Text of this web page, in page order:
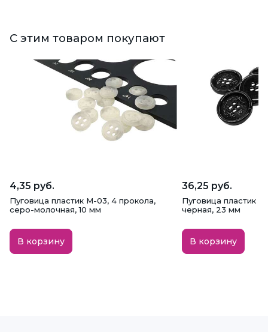
С этим товаром покупают
4,35 руб.
Пуговица пластик M-03, 4 прокола,
серо-молочная, 10 мм
В корзину
36,25 руб.
Пуговица пластик
черная, 23 мм
В корзину